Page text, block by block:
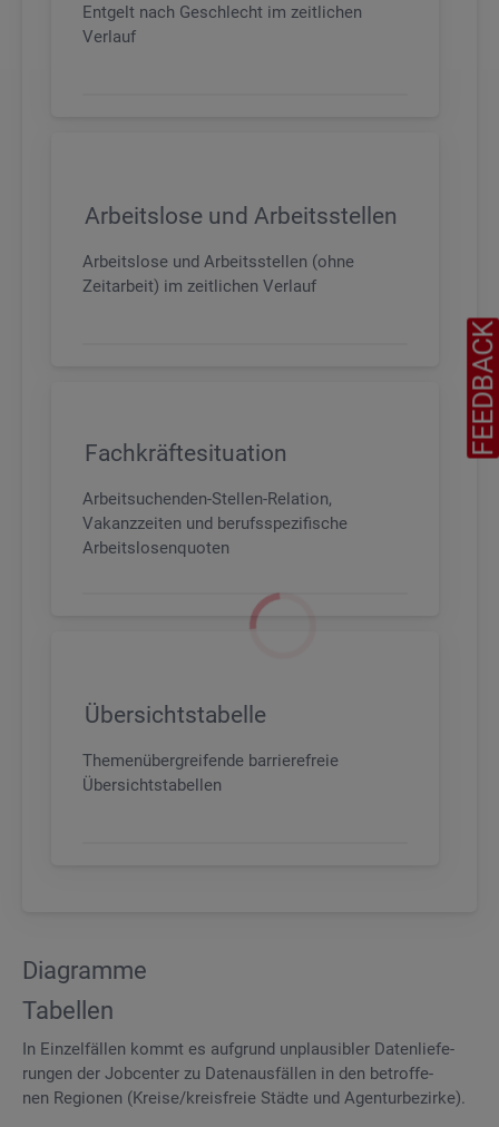
Entgelt nach Geschlecht im zeitlichen
Verlauf
Arbeitslose und Arbeitsstellen
Arbeitslose und Arbeitsstellen (ohne
Zeitarbeit) im zeitlichen Verlauf
Fachkräftesituation
Arbeitsuchenden-Stellen-Relation,
Vakanzzeiten und berufsspezifische
Arbeitslosenquoten
Übersichtstabelle
Themenübergreifende barrierefreie
Übersichtstabellen
Dia­gram­me
Ta­bel­len
In Ein­zel­fäl­len kommt es auf­grund un­plau­si­bler Da­ten­lie­fe­
run­gen der Job­cen­ter zu Da­ten­aus­fäl­len in den be­trof­fe­
nen Re­gio­nen (Krei­se/kreis­freie Städ­te und Agen­tur­be­zir­ke).
FEEDBACK